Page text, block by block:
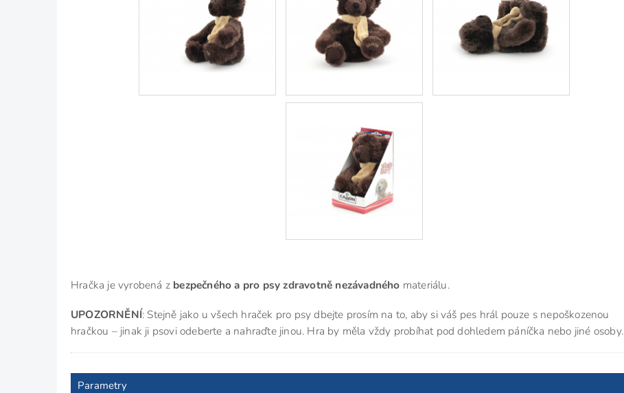
Hračka je vyrobená z bezpečného a pro psy zdravotně nezávadného materiálu.
UPOZORNĚNÍ: Stejně jako u všech hraček pro psy dbejte prosím na to, aby si váš pes hrál pouze s nepoškozenou
hračkou – jinak ji psovi odeberte a nahraďte jinou. Hra by měla vždy probíhat pod dohledem páníčka nebo jiné osoby.
Parametry